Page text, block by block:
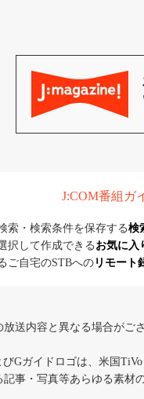
J:COM番組ガ
索・検索条件を保存する検
択して作成できるお気に入
ご自宅のSTBへの リモート
送内容と異なる場合がござ
Gガイドロゴは、米国
事・写真等あらゆる素材